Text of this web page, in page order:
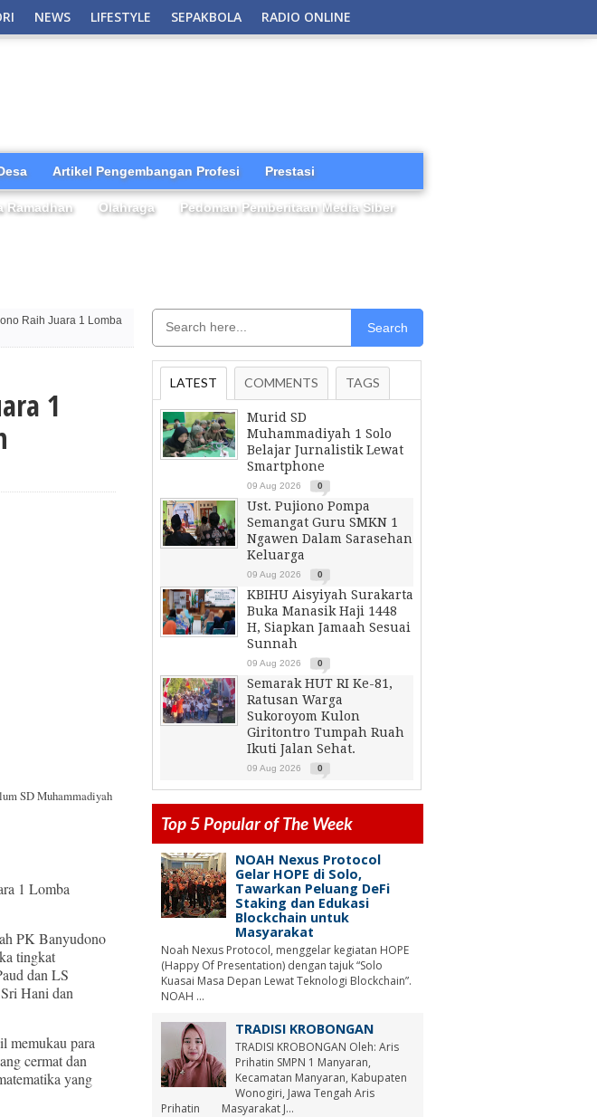
NEWS LIFESTYLE SEPAKBOLA RADIO ONLINE
Artikel Pengembangan Profesi Prestasi
Ramadhan Olahraga Pedoman Pemberitaan Media Siber
Raih Juara 1 Lomba
1
SD Muhammadiyah
1 Lomba
PK Banyudono
tingkat
dan LS
Hani dan
memukau para
cermat dan
yang
Search
LATEST COMMENTS TAGS
Murid SD
Muhammadiyah 1 Solo
Belajar Jurnalistik Lewat
Smartphone
09 Aug 2026 0
Ust. Pujiono Pompa
Semangat Guru SMKN 1
Ngawen Dalam Sarasehan
Keluarga
09 Aug 2026 0
KBIHU Aisyiyah Surakarta
Buka Manasik Haji 1448
H, Siapkan Jamaah Sesuai
Sunnah
09 Aug 2026 0
Semarak HUT RI Ke-81,
Ratusan Warga
Sukoroyom Kulon
Giritontro Tumpah Ruah
Ikuti Jalan Sehat.
09 Aug 2026 0
Top 5 Popular of The Week
NOAH Nexus Protocol
Gelar HOPE di Solo,
Tawarkan Peluang DeFi
Staking dan Edukasi
Blockchain untuk
Masyarakat
Noah Nexus Protocol, menggelar kegiatan HOPE
(Happy Of Presentation) dengan tajuk “Solo
Kuasai Masa Depan Lewat Teknologi Blockchain”.
NOAH ...
TRADISI KROBONGAN
TRADISI KROBONGAN Oleh: Aris
Prihatin SMPN 1 Manyaran,
Kecamatan Manyaran, Kabupaten
Wonogiri, Jawa Tengah Aris
Prihatin Masyarakat J...